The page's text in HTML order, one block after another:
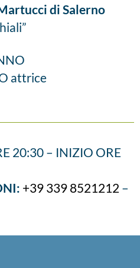
di Salerno
attrice
20:30 – INIZIO ORE
+39 339 8521212 –